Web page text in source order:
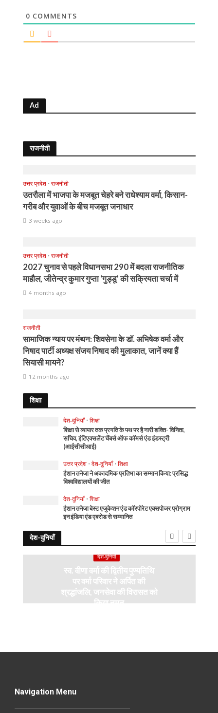
0 COMMENTS
Ad
राजनीती
उत्तर प्रदेश • राजनीती
उतरौला में भाजपा के मजबूत चेहरे बने राधेश्याम वर्मा, किसान-
गरीब और युवाओं के बीच मजबूत जनाधार
3 weeks ago
उत्तर प्रदेश • राजनीती
2027 चुनाव से पहले विधानसभा 290 में बदला राजनीतिक
माहौल, जीतेन्द्र कुमार गुप्ता ‘गुड्डू’ की सक्रियता चर्चा में
4 months ago
राजनीती
सामाजिक न्याय पर मंथन: शिवसेना के डॉ. अभिषेक वर्मा और
निषाद पार्टी अध्यक्ष संजय निषाद की मुलाकात, जानें क्या हैं
सियासी मायने?
12 months ago
शिक्षा
देश-दुनियाँ • शिक्षा
शिक्षा से व्यापार तक प्रगति के पथ पर है नारी शक्ति- विनिता,
सचिव, इंटिएक्सलेंट चैंबर्स ऑफ कॉमर्स एंड इंडस्ट्री
(आईसीसीआई)
उत्तर प्रदेश • देश-दुनियाँ • शिक्षा
ईशान तनेजा ने अकादमिक प्रतिभा का सम्मान किया: प्रसिद्ध
विश्वविद्यालयों की जीत
देश-दुनियाँ • शिक्षा
ईशान तनेजा बेस्ट एजुकेशन एंड कॉरपोरेट एक्सपोजर प्रोग्राम
इन इंडिया एंड एबरोड से सम्मानित
देश-दुनियाँ
देश-दुनियाँ
स्व. वीणा वर्मा की द्वितीय पुण्यतिथि
पर वर्मा परिवार ने अर्पित की
श्रद्धांजलि, जनसेवा की विरासत को
किया नमन
Navigation Menu